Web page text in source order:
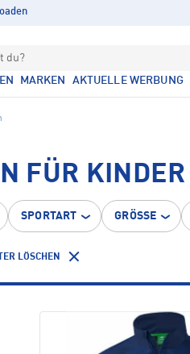
du?
MARKEN AKTUELLE WERBUNG
FÜR KINDER
SPORTART GRÖSSE
LÖSCHEN